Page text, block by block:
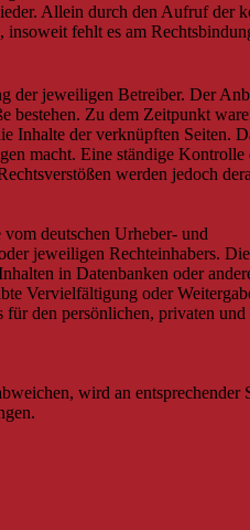
Allein durch den Aufruf der
fehlt es am
der jeweiligen Betreiber. Der
bestehen. Zu dem Zeitpunkt
Inhalte der verknüpften Seiten.
macht. Eine ständige Kontrolle
werden jedoch
deutschen Urheber- und
jeweiligen Rechteinhabers.
in Datenbanken oder
Vervielfältigung oder
den persönlichen, privaten und
wird an entsprechender